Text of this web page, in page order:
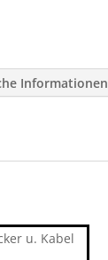
Informationen